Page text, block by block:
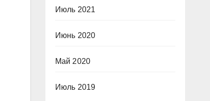
Июль 2021
Июнь 2020
Май 2020
Июль 2019